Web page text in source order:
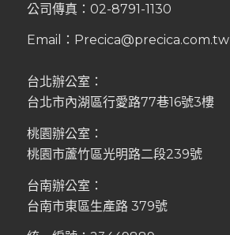
公司傳真：02-8791-1130
Email： Precica@precica.com.tw
台北辦公室：
台北市內湖區行愛路77巷16號3樓
桃園辦公室：
桃園市蘆竹區光明路二段239號
台南辦公室：
台南市東區生產路 379號